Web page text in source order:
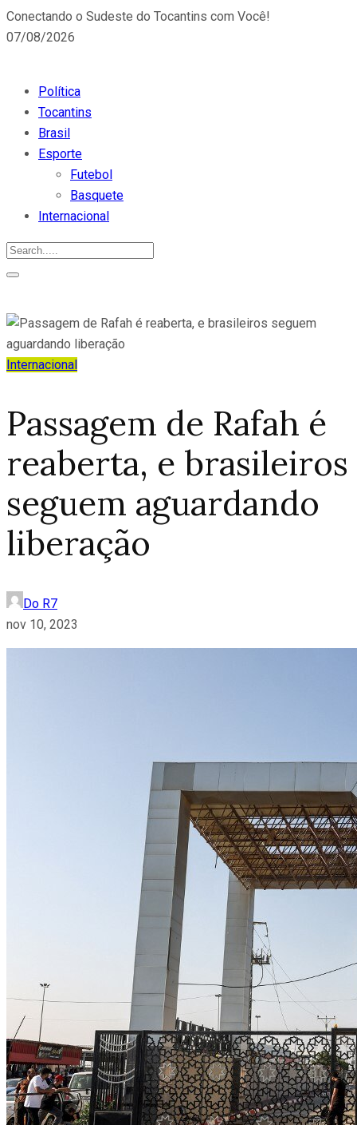
Conectando o Sudeste do Tocantins com Você!
07/08/2026
Política
Tocantins
Brasil
Esporte
Futebol
Basquete
Internacional
Internacional
Passagem de Rafah é
reaberta, e brasileiros
seguem aguardando
liberação
Do R7
nov 10, 2023